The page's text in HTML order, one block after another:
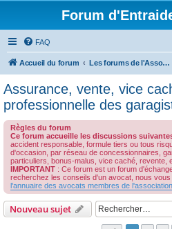
Forum
FAQ
Accueil du forum Les forums de l'Association des Avocats de l'Automobile
Assurance, vente, vice
professionnelle des
Règles du forum
Ce forum accueille les discussions
accident responsable, formule tiers ou tous
d'occasion, par réseau de concessionnaires,
particuliers, bonus-malus, vice caché, revente,
IMPORTANT : Ce forum est un forum
recherchez les conseils d'un avocat, nous
l'annuaire des avocats membres de l'association.
Nouveau sujet